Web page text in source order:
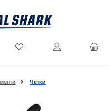
Имате 0 артикули от
Четки